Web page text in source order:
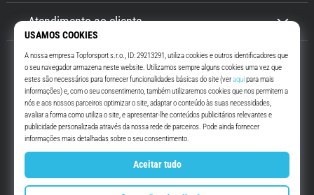
Top4Running.pt
Há mais de 16 anos que te motivamos a saíres de casa e correres. Mais
rápido. Connosco. Todos os dias.
InstagramYouTube
Atendimento ao cliente